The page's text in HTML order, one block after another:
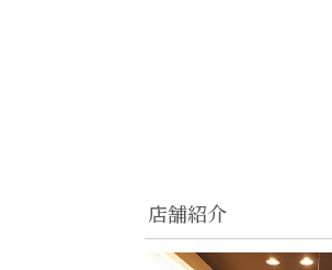
店舗紹介